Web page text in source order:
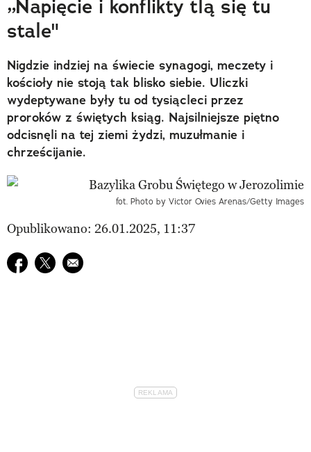
Polecane
„Napięcie i konflikty tlą się tu
stale"
Nigdzie indziej na świecie synagogi, meczety i
kościoły nie stoją tak blisko siebie. Uliczki
wydeptywane były tu od tysiącleci przez
proroków z świętych ksiąg. Najsilniejsze piętno
odcisnęli na tej ziemi żydzi, muzułmanie i
chrześcijanie.
fot. Photo by Victor Ovies Arenas/Getty Images
Opublikowano: 26.01.2025, 11:37
Udostępnij na facebook
Udostępnij na twitter
E-mail do przyjaciela